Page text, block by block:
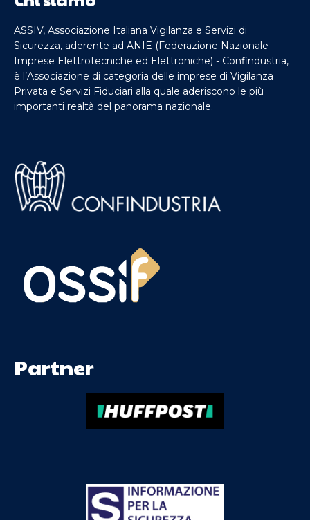
ASSIV, Associazione Italiana Vigilanza e Servizi di
Sicurezza, aderente ad ANIE (Federazione Nazionale
Imprese Elettrotecniche ed Elettroniche) - Confindustria,
è l’Associazione di categoria delle imprese di Vigilanza
Privata e Servizi Fiduciari alla quale aderiscono le più
importanti realtà del panorama nazionale.
Partner